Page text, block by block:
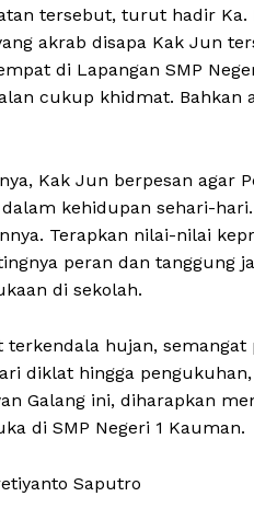
tersebut, turut hadir Ka.
akrab disapa Kak Jun
di Lapangan SMP
cukup khidmat. Bahkan
Kak Jun berpesan agar
kehidupan sehari-
Terapkan nilai-nilai
peran dan tanggung
di sekolah.
terkendala hujan,
diklat hingga
Galang ini, diharapkan
di SMP Negeri 1 Kauman.
Saputro